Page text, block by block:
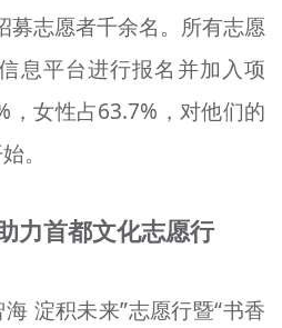
募志愿者千余名。所有志愿
息平台进行报名并加入项
，女性占63.7%，对他们的
。
力首都文化志愿行
海 淀积未来”志愿行暨“书香